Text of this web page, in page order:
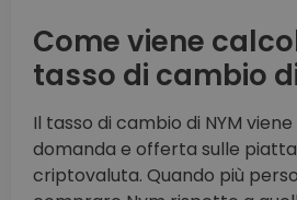
Come viene
tasso di cambio
Il tasso di cambio di NYM
domanda e offerta sulle
criptovaluta. Quando più